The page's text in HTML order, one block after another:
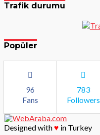
Trafik durumu
Popüler
96
Fans
783
Followers
Designed with♥ in Turkey